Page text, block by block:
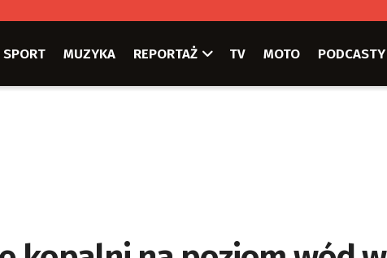
SPORT MUZYKA REPORTAŻ TV MOTO PODCASTY